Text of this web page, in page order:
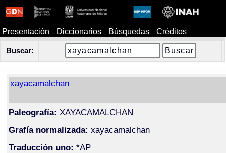
Presentación Diccionarios Búsquedas Créditos
Buscar:
xayacamalchan
Paleografía: XAYACAMALCHAN
Grafía normalizada: xayacamalchan
Traducción uno: *AP